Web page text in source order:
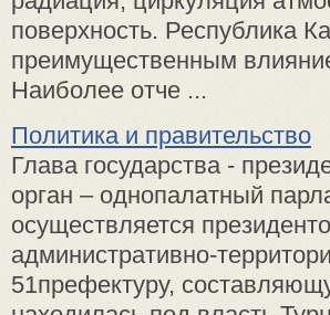
поверхность. Республика
преимущественным
Наиболее отче ...
Политика и правительство
Глава государства -
орган – однопалатный
осуществляется
административно-
51префектуру,